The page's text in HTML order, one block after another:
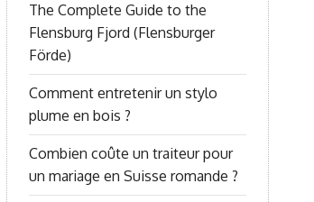
The Complete Guide to the
Flensburg Fjord (Flensburger
Förde)
Comment entretenir un stylo
plume en bois ?
Combien coûte un traiteur pour
un mariage en Suisse romande ?